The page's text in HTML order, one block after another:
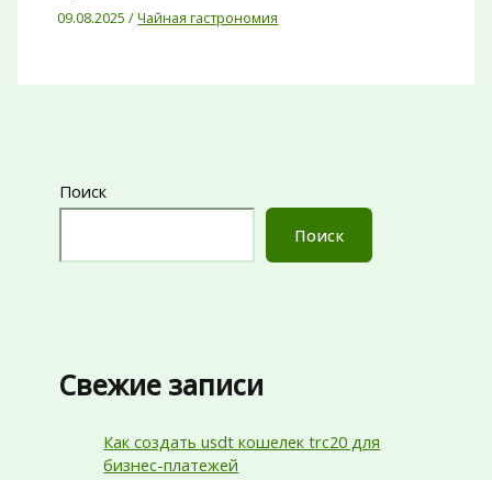
09.08.2025/Чайная гастрономия
Поиск
Поиск
Свежие записи
Как создать usdt кошелек trc20 для
бизнес-платежей